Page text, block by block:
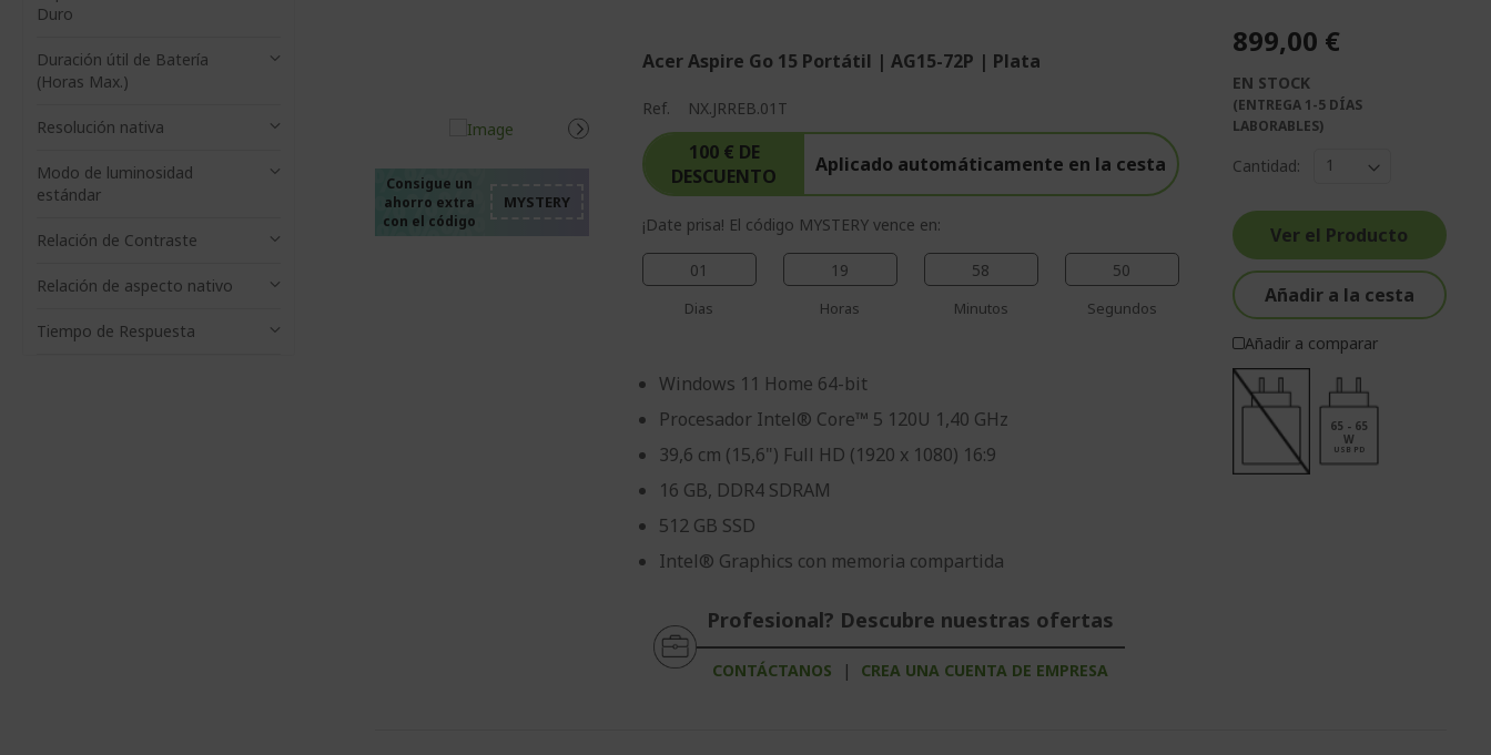
%%%%%%%%%%%%%%%%%%%%%%%%%%%%%%%%%
%%%%%%%%%%%%%%%%%%%%%%%%%%%%%%%%%
%%%%%%%%%%%%%%%%%%%%%%%%%%%%%%%%%
%%%%%%%%%%%%%%%%%%%%%%%%%%%%%%%%%
%%%%%%%%%%%%%%%%%%%%%%%%%%%%%%%%%
Consigue un
ahorro extra
con el código
Acer Aspire Go 15 Portátil | AG15-72P | Plata
Ref. NX.JRREB.01T
100 € DE
DESCUENTO
Aplicado automáticamente en la cesta
¡Date prisa! El código MYSTERY vence en:
01
Dias
19
Horas
58
Minutos
49
Segundos
Windows 11 Home 64-bit
Procesador Intel® Core™ 5 120U 1,40 GHz
39,6 cm (15,6") Full HD (1920 x 1080) 16:9
16 GB, DDR4 SDRAM
512 GB SSD
Intel® Graphics con memoria compartida
Profesional? Descubre nuestras ofertas
CONTÁCTANOS | CREA UNA CUENTA DE EMPRESA
899,00 €
EN STOCK
(ENTREGA 1-5 DÍAS
LABORABLES)
Cantidad:
Ver el Producto
Añadir a la cesta
Añadir a comparar
65 - 65
W
USB PD
Duro
Duración útil de Batería
(Horas Max.)
Resolución nativa
Modo de luminosidad
estándar
Relación de Contraste
Relación de aspecto nativo
Tiempo de Respuesta